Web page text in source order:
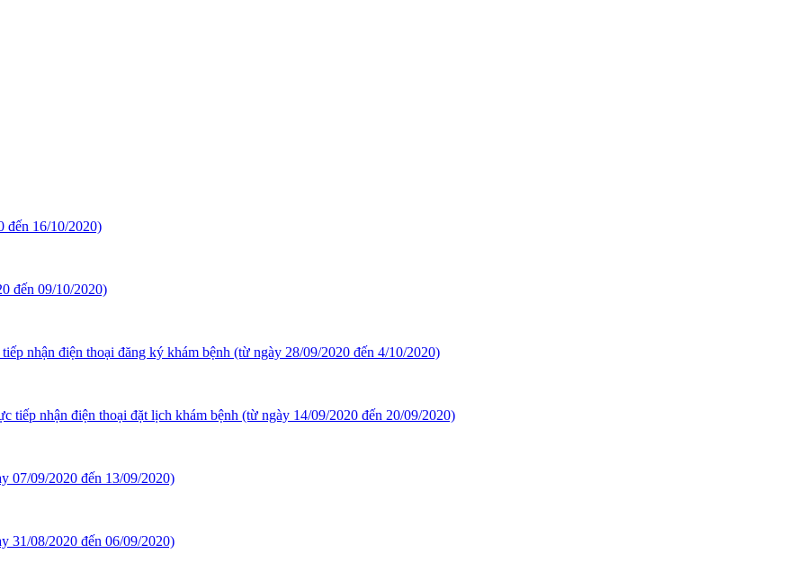
đến 16/10/2020)
đến 09/10/2020)
nhận điện thoại đăng ký khám bệnh (từ ngày 28/09/2020 đến 4/10/2020)
tiếp nhận điện thoại đặt lịch khám bệnh (từ ngày 14/09/2020 đến 20/09/2020)
07/09/2020 đến 13/09/2020)
31/08/2020 đến 06/09/2020)